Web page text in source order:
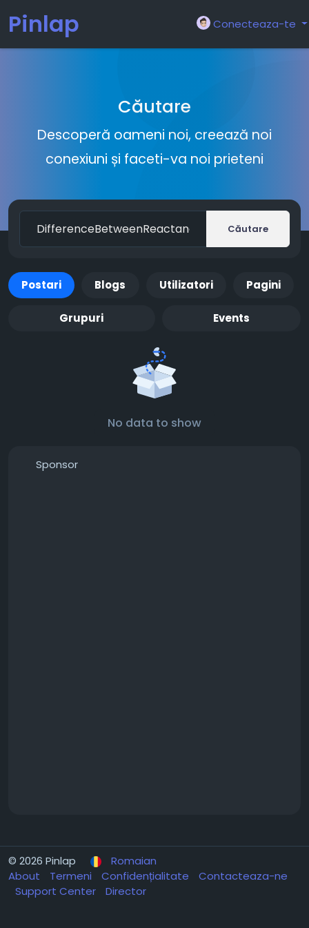
Pinlap Conecteaza-te
Căutare
Descoperă oameni noi, creează noi
conexiuni și faceti-va noi prieteni
Căutare
Postari Blogs Utilizatori Pagini
Grupuri Events
No data to show
Sponsor
© 2026 Pinlap
Romaian
About
Termeni Confidențialitate
Contacteaza-ne
Support Center
Director